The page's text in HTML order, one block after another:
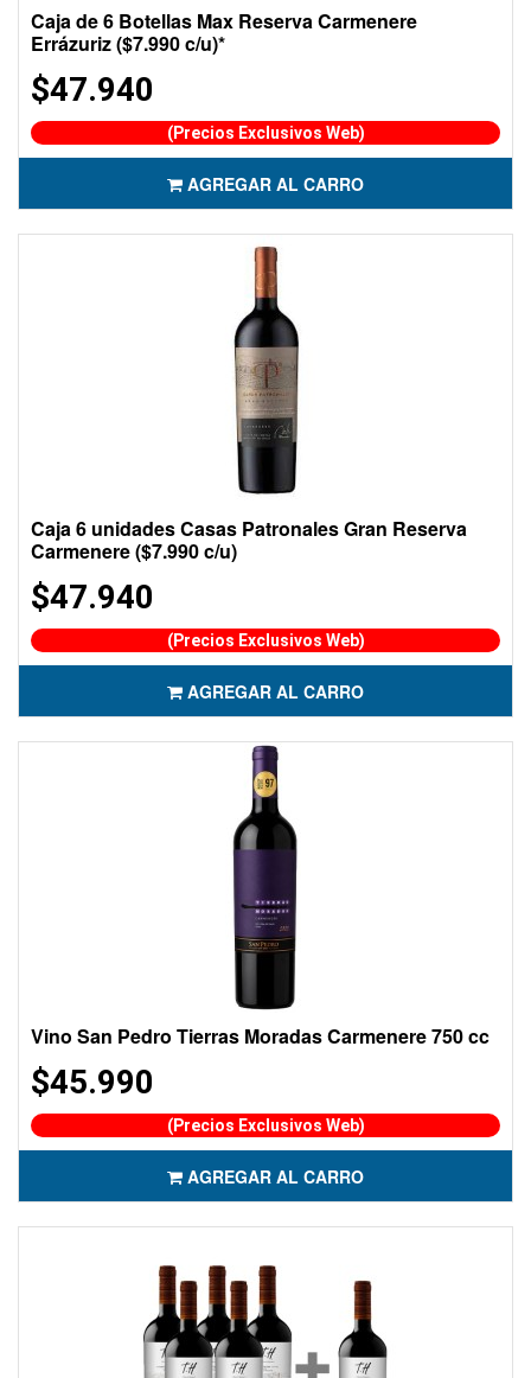
Caja de 6 Botellas Max Reserva Carmenere
Errázuriz ($7.990 c/u)*
$47.940
(Precios Exclusivos Web)
AGREGAR AL CARRO
Caja 6 unidades Casas Patronales Gran Reserva
Carmenere ($7.990 c/u)
$47.940
(Precios Exclusivos Web)
AGREGAR AL CARRO
Vino San Pedro Tierras Moradas Carmenere 750 cc
$45.990
(Precios Exclusivos Web)
AGREGAR AL CARRO